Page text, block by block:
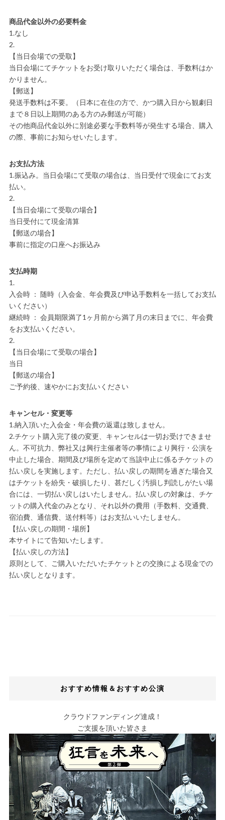
商品代金以外の必要料金
1.なし
2.
【当日会場での受取】
当日会場にてチケットをお受け取りいただく場合は、手数料はか
かりません。
【郵送】
発送手数料は不要。（日本に在住の方で、かつ購入日から観劇日
まで８日以上期間のある方のみ郵送が可能）
その他商品代金以外に別途必要な手数料等が発生する場合、購入
の際、事前にお知らせいたします。
お支払方法
1.振込み。当日会場にて受取の場合は、当日受付で現金にてお支
払い。
2.
【当日会場にて受取の場合】
当日受付にて現金清算
【郵送の場合】
事前に指定の口座へお振込み
支払時期
1.
入会時 ： 随時（入会金、年会費及び申込手数料を一括してお支払
いください）
継続時 ： 会員期限満了1ヶ月前から満了月の末日までに、年会費
をお支払いください。
2.
【当日会場にて受取の場合】
当日
【郵送の場合】
ご予約後、速やかにお支払いください
キャンセル・変更等
1.納入頂いた入会金・年会費の返還は致しません。
2.チケット購入完了後の変更、キャンセルは一切お受けできませ
ん。不可抗力、弊社又は興行主催者等の事情により興行・公演を
中止した場合、期間及び場所を定めて当該中止に係るチケットの
払い戻しを実施します。ただし、払い戻しの期間を過ぎた場合又
はチケットを紛失・破損したり、甚だしく汚損し判読しがたい場
合には、一切払い戻しはいたしません。払い戻しの対象は、チケ
ットの購入代金のみとなり、それ以外の費用（手数料、交通費、
宿泊費、通信費、送付料等）はお支払いいたしません。
【払い戻しの期間・場所】
本サイトにて告知いたします。
【払い戻しの方法】
原則として、ご購入いただいたチケットとの交換による現金での
払い戻しとなります。
おすすめ情報＆おすすめ公演
クラウドファンディング達成！
ご支援を頂いた皆さま